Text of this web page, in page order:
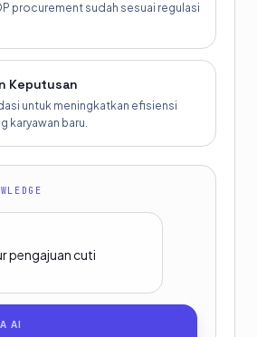
procurement sudah sesuai regulasi
Keputusan
untuk meningkatkan efisiensi
karyawan baru.
pengajuan cuti
AI